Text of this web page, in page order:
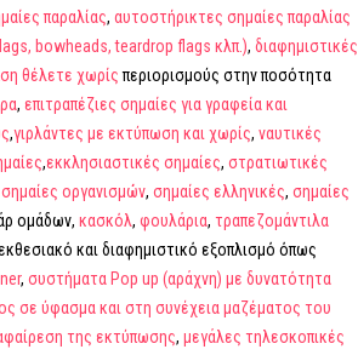
παραλίας, αυτοστήρικτες σημαίες παραλίας
bowheads, teardrop flags κλπ.), διαφημιστικές
θέλετε χωρίςπεριορισμούς στην ποσότητα
, επιτραπέζιες σημαίες για γραφεία και
,γιρλάντες με εκτύπωση και χωρίς, ναυτικές
,εκκλησιαστικές σημαίες, στρατιωτικές
σημαίες οργανισμών, σημαίες ελληνικές, σημαίες
ομάδων, κασκόλ, φουλάρια, τραπεζομάντιλα
και διαφημιστικό εξοπλισμό όπως
, συστήματα Pop up (αράχνη) με δυνατότητα
σε ύφασμα και στη συνέχεια μαζέματος του
της εκτύπωσης, μεγάλες τηλεσκοπικές